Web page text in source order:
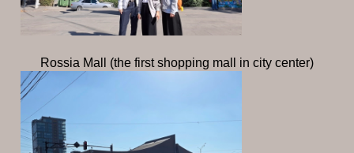
Rossia Mall (the first shopping mall in city center)